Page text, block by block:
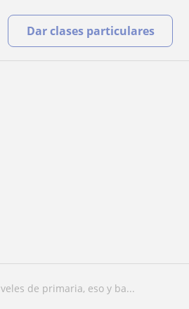
Dar clases particulares
de primaria, eso y ba...